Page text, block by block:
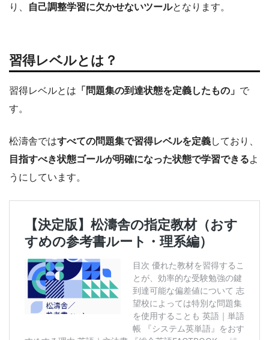
り、
自己調整学習に欠かせないツールとなります。
習得レベルとは？
習得レベルとは 「問題集の到達状態を定義したもの」 で
す。
松濤舎ではすべての問題集で習得レベルを定義しており、
目指すべき状態ゴールが明確になった状態で学習できるよ
うにしています。